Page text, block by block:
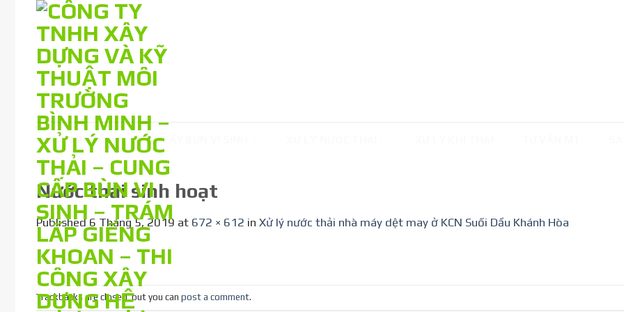
content
TRANG CHỦ NUÔI CẤY BÙN VI SINH
Nước thải sinh hoạt
Published 6 Tháng 5, 2019 at 672 × 612 in Xử lý nước thải nhà máy dệt may ở KCN Suối Dầu Khánh Hòa
Trackbacks are closed, but you can post a comment.